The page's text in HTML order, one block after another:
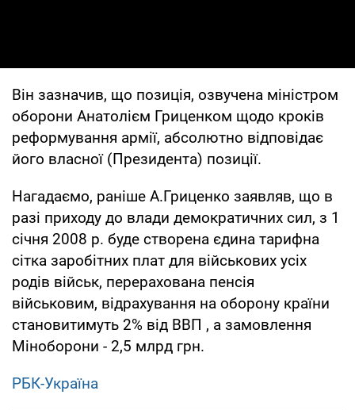
Він зазначив, що позиція, озвучена міністром
оборони Анатолієм Гриценком щодо кроків
реформування армії, абсолютно відповідає
його власної (Президента) позиції.
Нагадаємо, раніше А.Гриценко заявляв, що в
разі приходу до влади демократичних сил, з 1
січня 2008 р. буде створена єдина тарифна
сітка заробітних плат для військових усіх
родів військ, перерахована пенсія
військовим, відрахування на оборону країни
становитимуть 2% від ВВП , а замовлення
Міноборони - 2,5 млрд грн.
РБК-Україна